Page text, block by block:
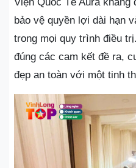
bảo vệ quyền lợi dài hạn
trong mọi quy trình điều
đúng các cam kết đề ra,
đẹp an toàn với một tinh